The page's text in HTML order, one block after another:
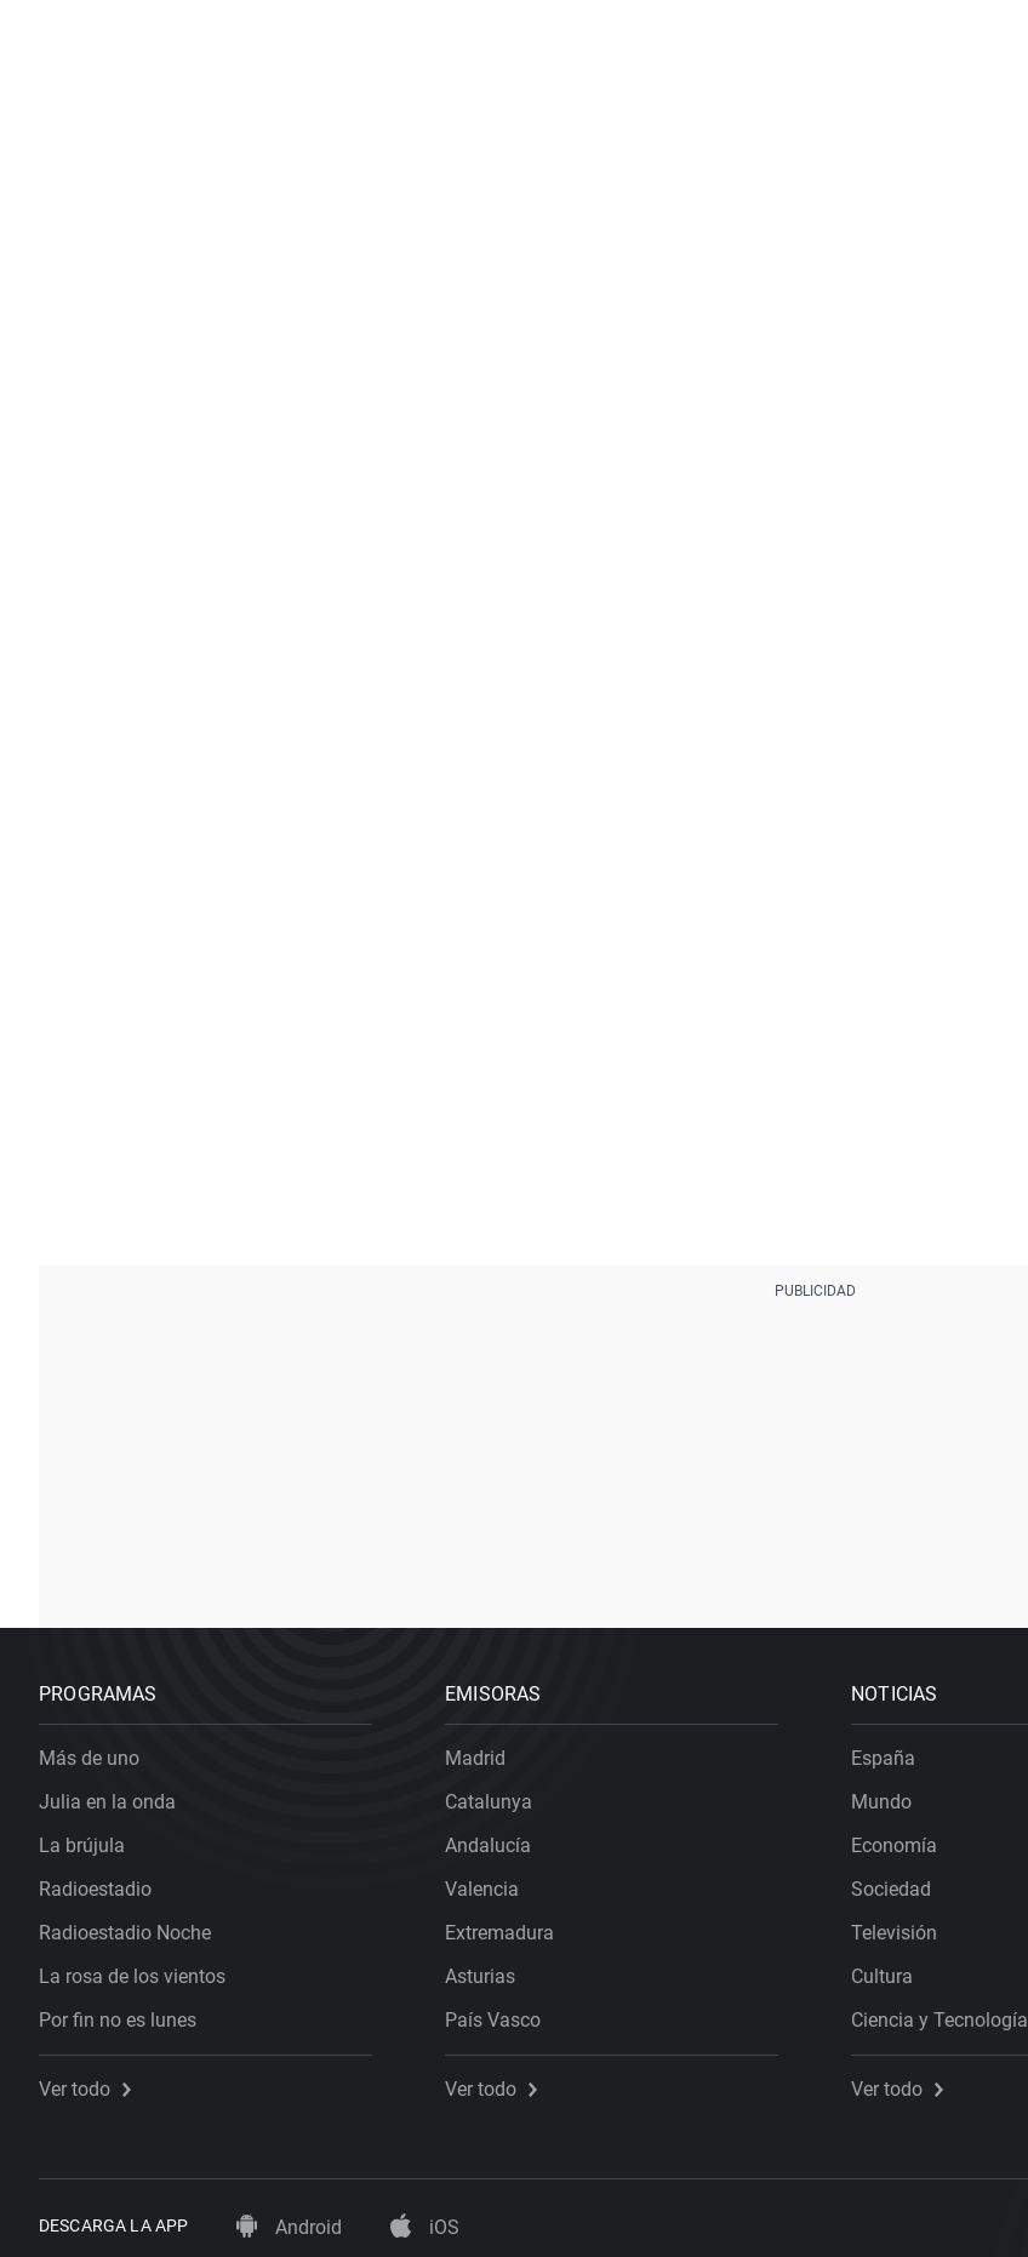
PROGRAMAS
Más de uno
Julia en la onda
La brújula
Radioestadio
Radioestadio Noche
La rosa de los vientos
Por fin no es lunes
Ver todo
EMISORAS
Madrid
Catalunya
Andalucía
Valencia
Extremadura
Asturias
País Vasco
Ver todo
NOTICIAS
España
Mundo
Economía
Sociedad
Televisión
Cultura
Ciencia y Tecnología
Ver todo
DESCARGA LA APP Android iOS